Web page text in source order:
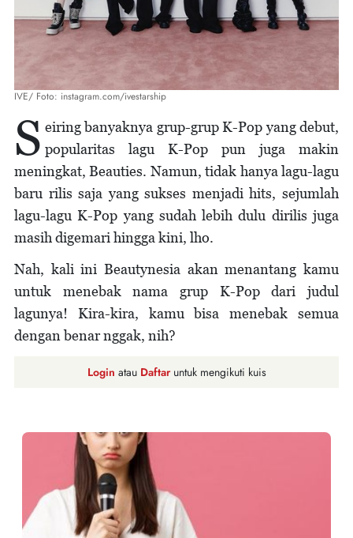
IVE/ Foto: instagram.com/ivestarship
S eiring banyaknya grup-grup K-Pop yang debut,
popularitas lagu K-Pop pun juga makin
meningkat, Beauties. Namun, tidak hanya lagu-lagu
baru rilis saja yang sukses menjadi hits, sejumlah
lagu-lagu K-Pop yang sudah lebih dulu dirilis juga
masih digemari hingga kini, lho.
Nah, kali ini Beautynesia akan menantang kamu
untuk menebak nama grup K-Pop dari judul
lagunya! Kira-kira, kamu bisa menebak semua
dengan benar nggak, nih?
Login atau Daftaruntuk mengikuti kuis